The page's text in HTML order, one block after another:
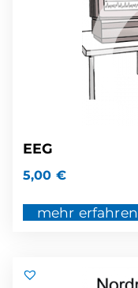
EEG
5,00 €
mehr erfahren